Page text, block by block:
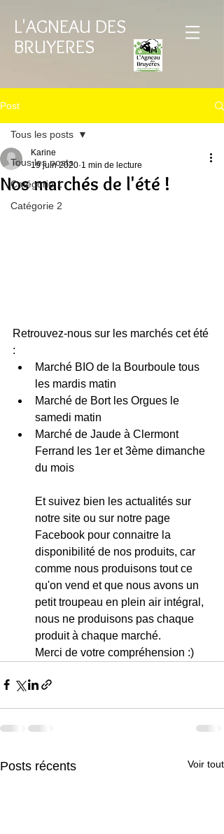
L'AGNEAU DES
BRUYERES
Post
Tous les posts
Catégorie 1
Catégorie 2
Tous les posts
Nos marchés de l'été !
Karine
19 juin 2020 1 min de lecture
Retrouvez-nous sur les marchés cet été
:
Marché BIO de la Bourboule tous
les mardis matin
Marché de Bort les Orgues le
samedi matin
Marché de Jaude à Clermont
Ferrand les 1er et 3ème dimanche
du mois
Et suivez bien les actualités sur
notre site ou sur notre page
Facebook pour connaitre la
disponibilité de nos produits, car
comme nous produisons tout ce
qu'on vend et que nous avons un
petit troupeau en plein air intégral,
nous ne produisons pas chaque
produit à chaque marché.
Merci de votre compréhension :)
Posts récents Voir tout